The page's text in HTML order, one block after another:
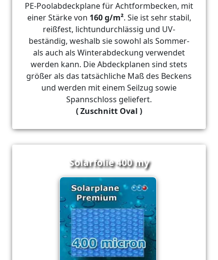
PE-Poolabdeckplane für Achtformbecken, mit
einer Stärke von 160 g/m². Sie ist sehr stabil,
reißfest, lichtundurchlässig und UV-
beständig, weshalb sie sowohl als Sommer-
als auch als Winterabdeckung verwendet
werden kann. Die Abdeckplanen sind stets
größer als das tatsächliche Maß des Beckens
und werden mit einem Seilzug sowie
Spannschloss geliefert.
( Zuschnitt Oval )
Solarfolie 400 my